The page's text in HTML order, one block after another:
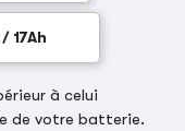
17Ah
à celui
de votre batterie.